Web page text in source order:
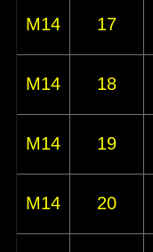
M14 17
M14 18
M14 19
M14 20